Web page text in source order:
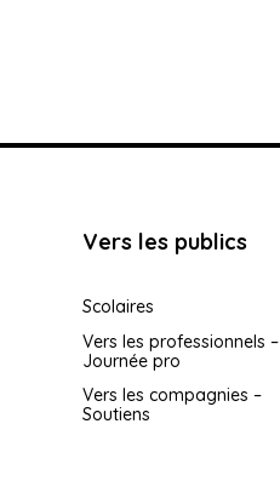
Vers les publics
Scolaires
Vers les professionnels –
Journée pro
Vers les compagnies –
Soutiens